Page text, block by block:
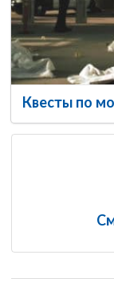
Квесты по